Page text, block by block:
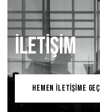
İLETİŞİM
HEMEN İLETİŞİME GEÇ